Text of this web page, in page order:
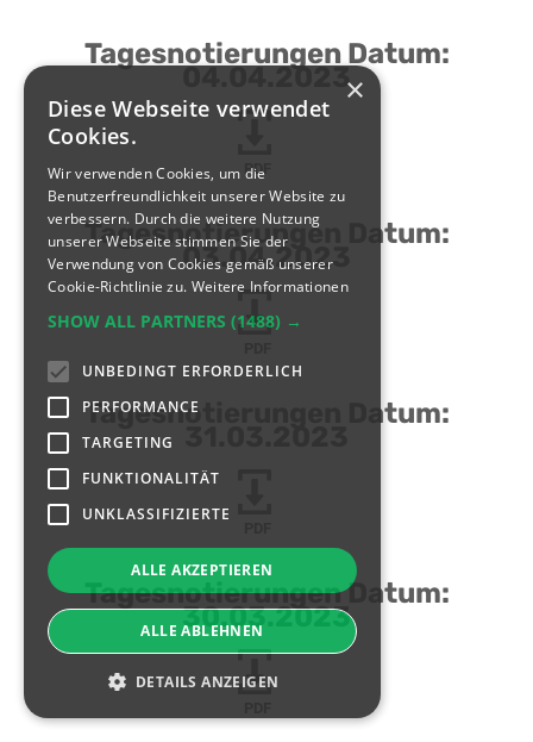
Tagesnotierungen Datum:
04.04.2023
PDF
Tagesnotierungen Datum:
03.04.2023
Tagesnotierungen Datum:
Tagesnotierungen Datum:
30.03.2023
×
Diese Webseite verwendet
Cookies.
Wir verwenden Cookies, um die
Benutzerfreundlichkeit unserer Website zu
verbessern. Durch die weitere Nutzung
unserer Webseite stimmen Sie der
Verwendung von Cookies gemäß unserer
Cookie-Richtlinie zu. Weitere Informationen
SHOW ALL PARTNERS (1488) →
UNBEDINGT ERFORDERLICH
PERFORMANCE
TARGETING
FUNKTIONALITÄT
UNKLASSIFIZIERTE
ALLE AKZEPTIEREN
ALLE ABLEHNEN
DETAILS ANZEIGEN